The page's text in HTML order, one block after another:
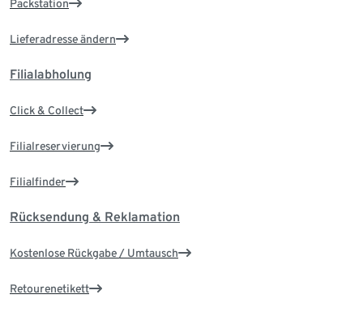
Packstation
Lieferadresse ändern
Filialabholung
Click & Collect
Filialreservierung
Filialfinder
Rücksendung & Reklamation
Kostenlose Rückgabe / Umtausch
Retourenetikett